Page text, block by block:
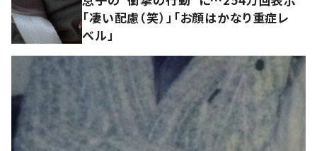
「凄い配慮（笑）」「お顔はかなり重症レ
ベル」